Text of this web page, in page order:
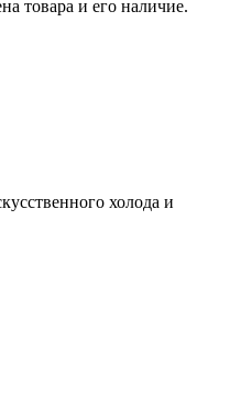
товара и его наличие.
холода и